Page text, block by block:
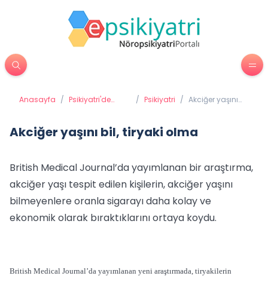
Anasayfa / Psikiyatri'de
/ Psikiyatri / Akciğer yaşını
Akciğer yaşını bil, tiryaki olma
British Medical Journal’da yayımlanan bir araştırma,
akciğer yaşı tespit edilen kişilerin, akciğer yaşını
bilmeyenlere oranla sigarayı daha kolay ve
ekonomik olarak bıraktıklarını ortaya koydu.
British Medical Journal’da yayımlanan yeni araştırmada, tiryakilerin